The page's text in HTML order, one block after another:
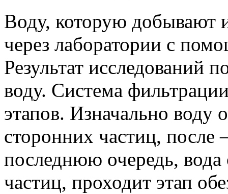
Воду, которую добывают
через лаборатории с
Результат исследований
воду. Система
этапов. Изначально
сторонних частиц,
последнюю очередь, вода
частиц, проходит этап